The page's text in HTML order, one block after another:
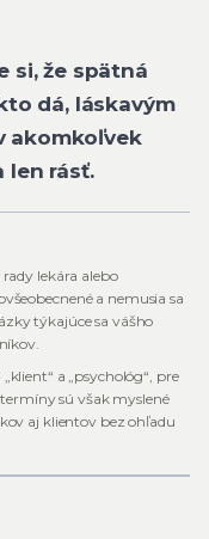
si, že spätná
dá, láskavým
akomkoľvek
len rásť.
lekára alebo
a nemusia sa
týkajúce sa vášho
a „psychológ“, pre
sú však myslené
aj klientov bez ohľadu